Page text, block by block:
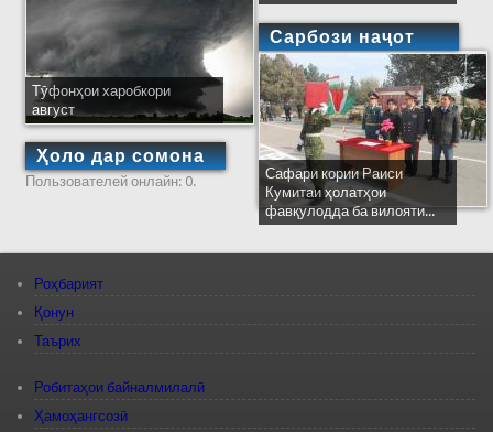
Тӯфонҳои харобкори
август
Ҳоло дар сомона
Пользователей онлайн: 0.
Сарбози наҷот
Сафари кории Раиси
Кумитаи ҳолатҳои
фавқулодда ба вилояти...
Роҳбарият
Қонун
Таърих
Робитаҳои байналмилалӣ
Ҳамоҳангсозӣ